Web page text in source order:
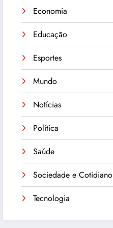
Economia
Educação
Esportes
Mundo
Notícias
Política
Saúde
Sociedade e Cotidiano
Tecnologia